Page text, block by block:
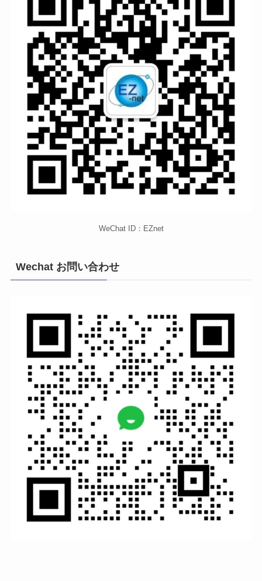
WeChat ID：EZnet
Wechat お問い合わせ